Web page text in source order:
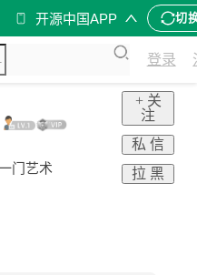
开源中国APP 切
登录
门艺术
+ 关
注
私 信
拉 黑